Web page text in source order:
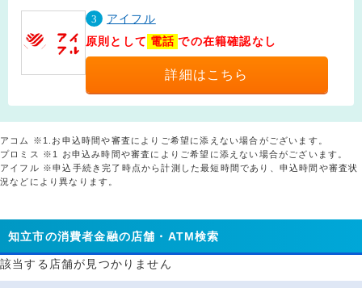
3
アイフル
原則として 電話 での在籍確認なし
詳細はこちら
アコム ※1.お申込時間や審査によりご希望に添えない場合がございます。
プロミス ※1 お申込み時間や審査によりご希望に添えない場合がございます。
アイフル ※申込手続き完了時点から計測した最短時間であり、申込時間や審査状
況などにより異なります。
知立市の消費者金融の店舗・ATM検索
該当する店舗が見つかりません